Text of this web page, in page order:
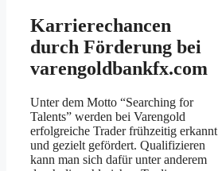
Karrierechancen
durch Förderung bei
varengoldbankfx.com
Unter dem Motto “Searching for
Talents” werden bei Varengold
erfolgreiche Trader frühzeitig erkannt
und gezielt gefördert. Qualifizieren
kann man sich dafür unter anderem